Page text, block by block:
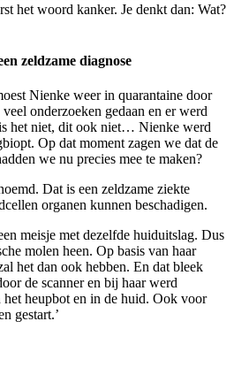
het woord kanker. Je denkt dan: Wat?
zeldzame diagnose
Nienke weer in quarantaine door
onderzoeken gedaan en er werd
is het niet, dit ook niet… Nienke werd
Op dat moment zagen we dat de
we nu precies mee te maken?
Dat is een zeldzame ziekte
organen kunnen beschadigen.
meisje met dezelfde huiduitslag. Dus
molen heen. Op basis van haar
het dan ook hebben. En dat bleek
de scanner en bij haar werd
heupbot en in de huid. Ook voor
gestart.’